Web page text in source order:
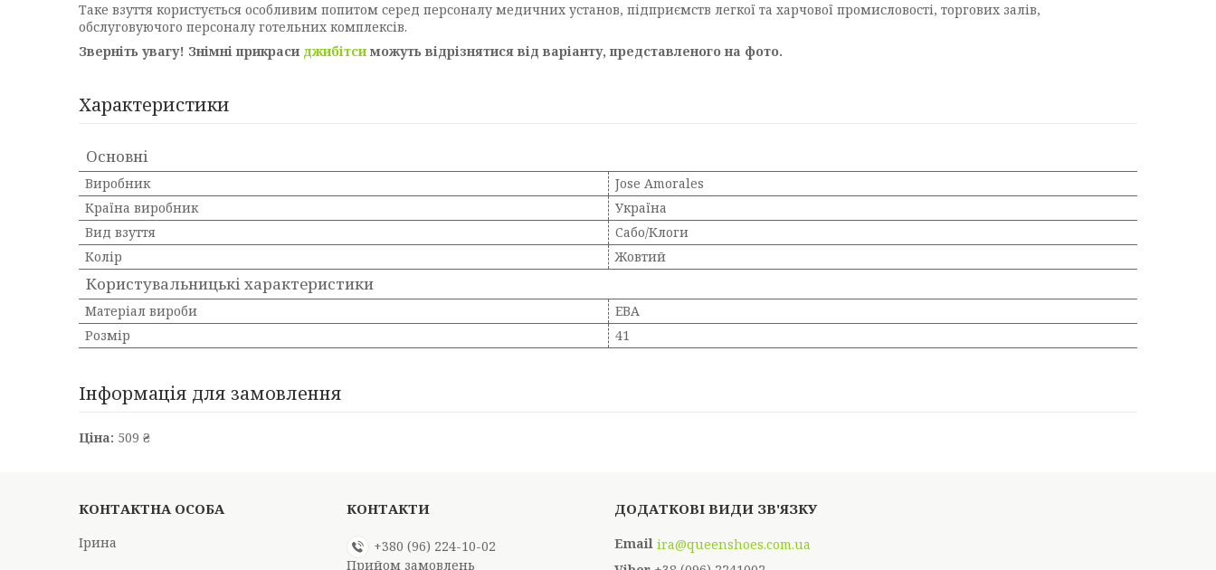
Таке взуття користується особливим попитом серед персоналу медичних установ, підприємств легкої та харчової промисловості, торгових залів,
обслуговуючого персоналу готельних комплексів.
Зверніть увагу! Знімні прикраси джибітсиможуть відрізнятися від варіанту, представленого на фото.
Характеристики
Основні
Виробник
Jose Amorales
Країна виробник
Україна
Вид взуття
Сабо/Клоги
Колір
Жовтий
Користувальницькі характеристики
Матеріал вироби
ЕВА
Розмір
41
Інформація для замовлення
Ціна: 509 ₴
Ірина
+380 (96) 224-10-02
Прийом замовлень
ira@queenshoes.com.ua